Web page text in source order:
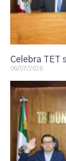
Celebra TET
06/07/2026